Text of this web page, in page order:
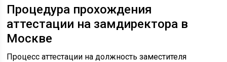
Процедура прохождения
аттестации на замдиректора в
Москве
Процесс аттестации на должность заместителя